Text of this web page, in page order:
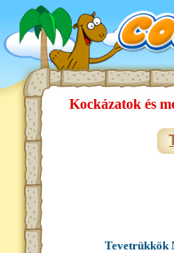
Kockázatok és
Tevetrükkök